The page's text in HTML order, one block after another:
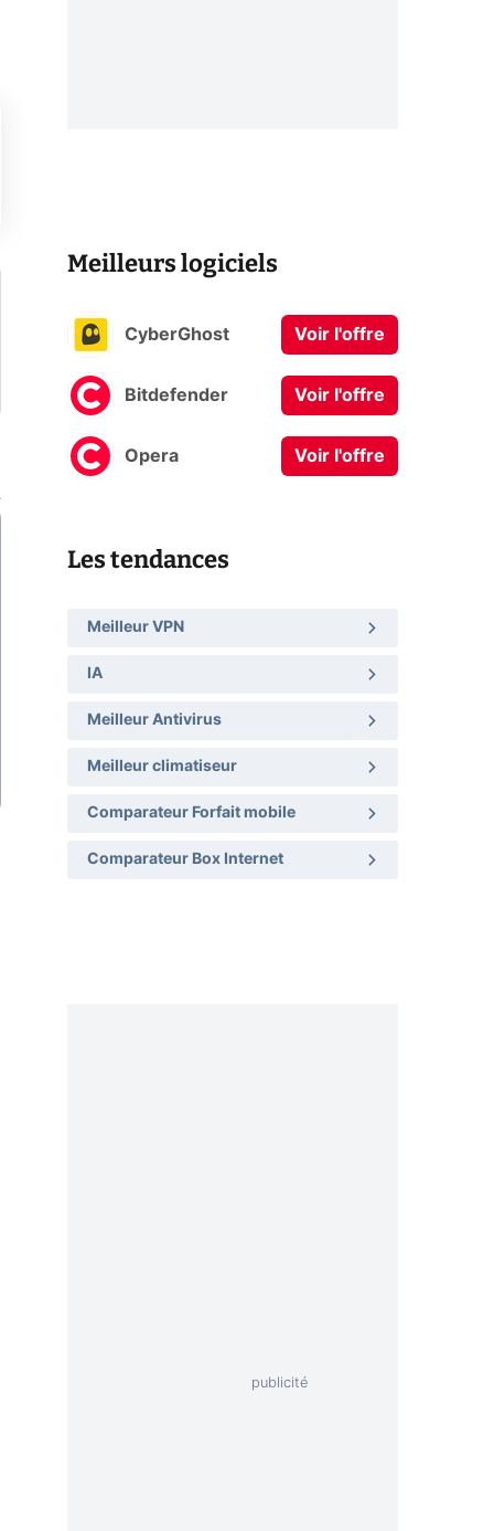
Meilleurs logiciels
CyberGhost Voir l'offre
Bitdefender Voir l'offre
Opera Voir l'offre
Les tendances
Meilleur VPN
IA
Meilleur Antivirus
Meilleur climatiseur
Comparateur Forfait mobile
Comparateur Box Internet